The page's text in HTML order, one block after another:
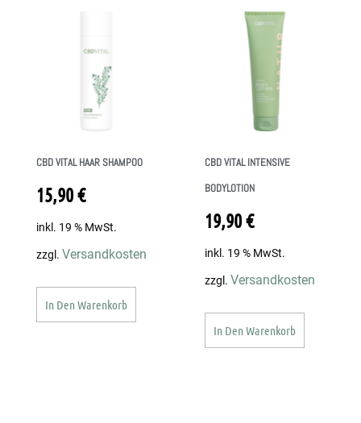
CBD VITAL HAAR SHAMPOO
15,90€
inkl. 19 % MwSt.
zzgl. Versandkosten
In Den Warenkorb
CBD VITAL INTENSIVE
BODYLOTION
19,90€
inkl. 19 % MwSt.
zzgl. Versandkosten
In Den Warenkorb